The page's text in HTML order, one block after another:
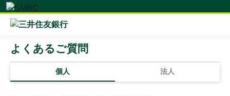
個人 法人
よくあるご質問